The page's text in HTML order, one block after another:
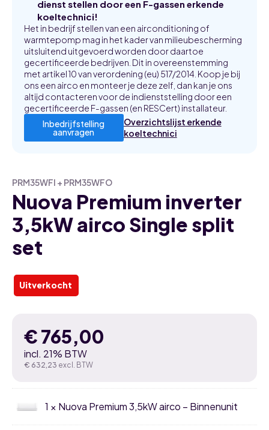
dienst stellen door een F-gassen erkende
koeltechnici!
Het in bedrijf stellen van een airconditioning of
warmtepomp mag in het kader van milieubescherming
uitsluitend uitgevoerd worden door daartoe
gecertificeerde bedrijven. Dit in overeenstemming
met artikel 10 van verordening (eu) 517/2014. Koop je bij
ons een airco en monteer je deze zelf, dan kan je ons
altijd contacteren voor de indienststelling door een
gecertificeerde F-gassen (en RESCert) installateur.
Inbedrijfstelling
aanvragen
Overzichtslijst erkende
koeltechnici
PRM35WFI + PRM35WFO
Nuova Premium inverter
3,5kW airco Single split
set
Uitverkocht
€765,00
incl. 21% BTW
€ 632,23 excl. BTW
1 × Nuova Premium 3,5kW airco – Binnenunit